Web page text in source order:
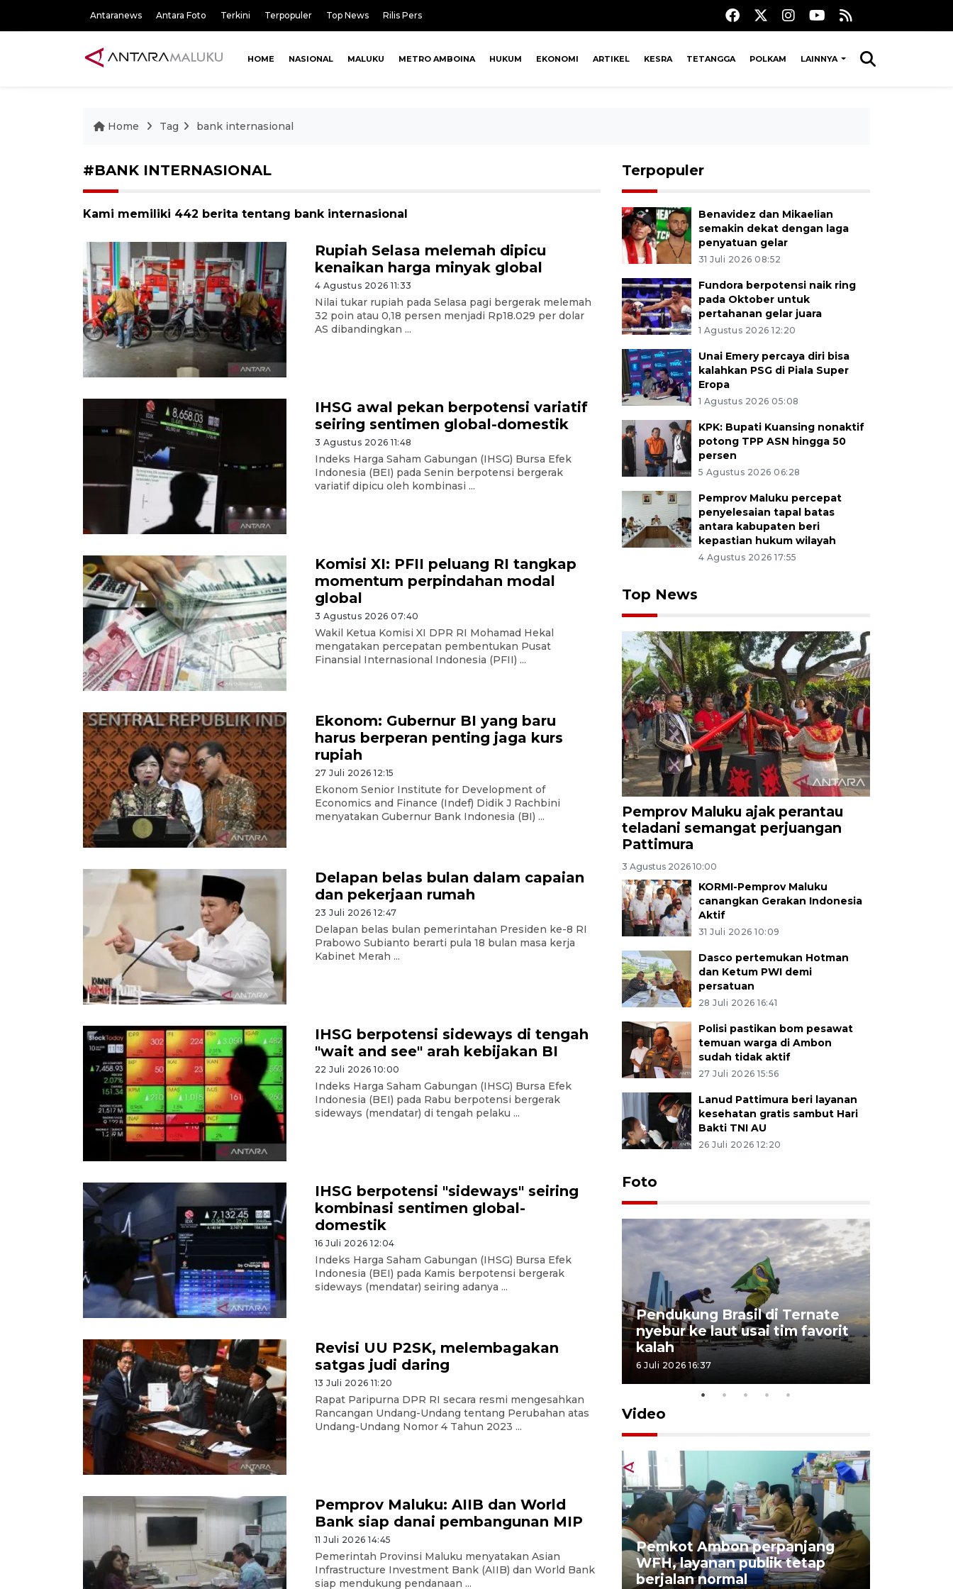
Antaranews Antara Foto Terkini Terpopuler Top News Rilis Pers
HOME NASIONAL MALUKU METRO AMBOINA HUKUM EKONOMI ARTIKEL KESRA TETANGGA POLKAM LAINNYA
Home Tag bank internasional
#BANK INTERNASIONAL
Kami memiliki 442 berita tentang bank internasional
Rupiah Selasa melemah dipicu
kenaikan harga minyak global
4 Agustus 2026 11:33
Nilai tukar rupiah pada Selasa pagi bergerak melemah
32 poin atau 0,18 persen menjadi Rp18.029 per dolar
AS dibandingkan ...
IHSG awal pekan berpotensi variatif
seiring sentimen global-domestik
3 Agustus 2026 11:48
Indeks Harga Saham Gabungan (IHSG) Bursa Efek
Indonesia (BEI) pada Senin berpotensi bergerak
variatif dipicu oleh kombinasi ...
Komisi XI: PFII peluang RI tangkap
momentum perpindahan modal
global
3 Agustus 2026 07:40
Wakil Ketua Komisi XI DPR RI Mohamad Hekal
mengatakan percepatan pembentukan Pusat
Finansial Internasional Indonesia (PFII) ...
Ekonom: Gubernur BI yang baru
harus berperan penting jaga kurs
rupiah
27 Juli 2026 12:15
Ekonom Senior Institute for Development of
Economics and Finance (Indef) Didik J Rachbini
menyatakan Gubernur Bank Indonesia (BI) ...
Delapan belas bulan dalam capaian
dan pekerjaan rumah
23 Juli 2026 12:47
Delapan belas bulan pemerintahan Presiden ke-8 RI
Prabowo Subianto berarti pula 18 bulan masa kerja
Kabinet Merah ...
IHSG berpotensi sideways di tengah
"wait and see" arah kebijakan BI
22 Juli 2026 10:00
Indeks Harga Saham Gabungan (IHSG) Bursa Efek
Indonesia (BEI) pada Rabu berpotensi bergerak
sideways (mendatar) di tengah pelaku ...
IHSG berpotensi "sideways" seiring
kombinasi sentimen global-
domestik
16 Juli 2026 12:04
Indeks Harga Saham Gabungan (IHSG) Bursa Efek
Indonesia (BEI) pada Kamis berpotensi bergerak
sideways (mendatar) seiring adanya ...
Revisi UU P2SK, melembagakan
satgas judi daring
13 Juli 2026 11:20
Rapat Paripurna DPR RI secara resmi mengesahkan
Rancangan Undang-Undang tentang Perubahan atas
Undang-Undang Nomor 4 Tahun 2023 ...
Pemprov Maluku: AIIB dan World
Bank siap danai pembangunan MIP
11 Juli 2026 14:45
Pemerintah Provinsi Maluku menyatakan Asian
Infrastructure Investment Bank (AIIB) dan World Bank
siap mendukung pendanaan ...
Terpopuler
Benavidez dan Mikaelian
semakin dekat dengan laga
penyatuan gelar
31 Juli 2026 08:52
Fundora berpotensi naik ring
pada Oktober untuk
pertahanan gelar juara
1 Agustus 2026 12:20
Unai Emery percaya diri bisa
kalahkan PSG di Piala Super
Eropa
1 Agustus 2026 05:08
KPK: Bupati Kuansing nonaktif
potong TPP ASN hingga 50
persen
5 Agustus 2026 06:28
Pemprov Maluku percepat
penyelesaian tapal batas
antara kabupaten beri
kepastian hukum wilayah
4 Agustus 2026 17:55
Top News
Pemprov Maluku ajak perantau
teladani semangat perjuangan
Pattimura
3 Agustus 2026 10:00
KORMI-Pemprov Maluku
canangkan Gerakan Indonesia
Aktif
31 Juli 2026 10:09
Dasco pertemukan Hotman
dan Ketum PWI demi
persatuan
28 Juli 2026 16:41
Polisi pastikan bom pesawat
temuan warga di Ambon
sudah tidak aktif
27 Juli 2026 15:56
Lanud Pattimura beri layanan
kesehatan gratis sambut Hari
Bakti TNI AU
26 Juli 2026 12:20
Foto
Pasar Higienis
5 Mei 2026 05:32
Pendukung Brasil di Ternate
nyebur ke laut usai tim favorit
kalah
6 Juli 2026 16:37
Video
Ambon ajak semua pihak buka
ruang pada anak di lembaga
pembinaan
Pemkot Ambon perpanjang
WFH, layanan publik tetap
berjalan normal